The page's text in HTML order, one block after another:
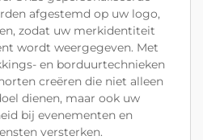
afgestemd op uw logo,
zodat uw merkidentiteit
wordt weergegeven. Met
en borduurtechnieken
creëren die niet alleen
dienen, maar ook uw
bij evenementen en
versterken.